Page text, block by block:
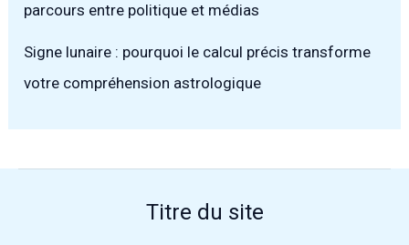
parcours entre politique et médias
Signe lunaire : pourquoi le calcul précis transforme
votre compréhension astrologique
Titre du site